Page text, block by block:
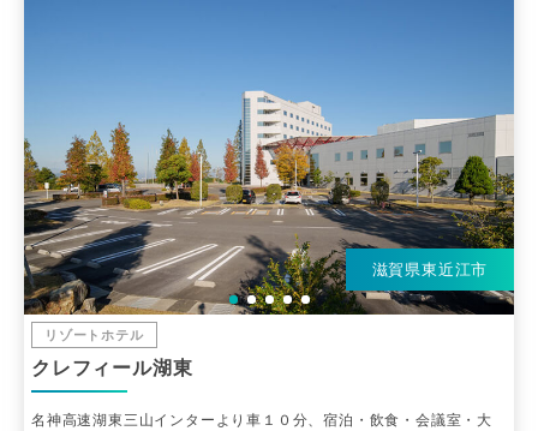
滋賀県東近江市
リゾートホテル
クレフィール湖東
名神高速湖東三山インターより車１０分、宿泊・飲食・会議室・大